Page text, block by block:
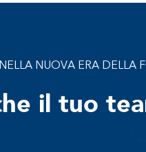
NUOVA ERA DELLA
il tuo